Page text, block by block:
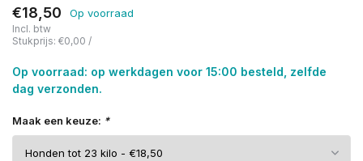
€18,50 Op voorraad
Incl. btw
Stukprijs: €0,00 /
Op voorraad: op werkdagen voor 15:00 besteld, zelfde
dag verzonden.
Maak een keuze: *